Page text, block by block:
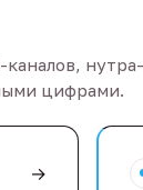
каналов,
цифрами.
→